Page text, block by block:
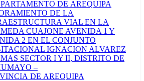
DE AREQUIPA
DE LA
VIAL EN LA
CUAJONE AVENIDA 1 Y
2 EN EL CONJUNTO
IGNACION ALVAREZ
SECTOR I Y II, DISTRITO DE
–
DE AREQUIPA